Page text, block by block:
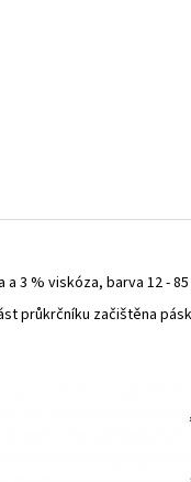
3 % viskóza, barva 12 -
průkrčníku začištěna